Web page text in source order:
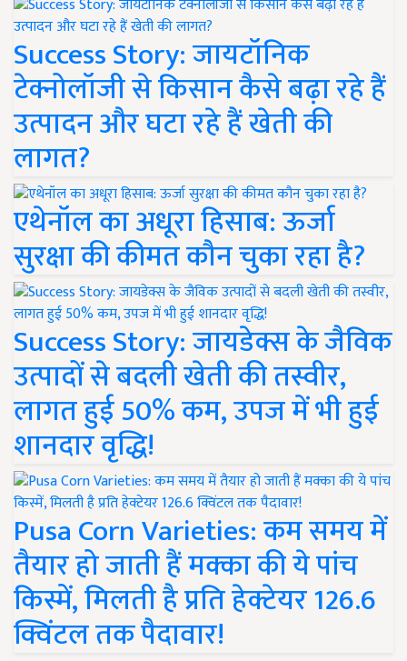
Success Story: जायटॉनिक
टेक्नोलॉजी से किसान कैसे बढ़ा रहे हैं
उत्पादन और घटा रहे हैं खेती की
लागत?
एथेनॉल का अधूरा हिसाब: ऊर्जा
सुरक्षा की कीमत कौन चुका रहा है?
Success Story: जायडेक्स के जैविक
उत्पादों से बदली खेती की तस्वीर,
लागत हुई 50% कम, उपज में भी हुई
शानदार वृद्धि!
Pusa Corn Varieties: कम समय में
तैयार हो जाती हैं मक्का की ये पांच
किस्में, मिलती है प्रति हेक्टेयर 126.6
क्विंटल तक पैदावार!